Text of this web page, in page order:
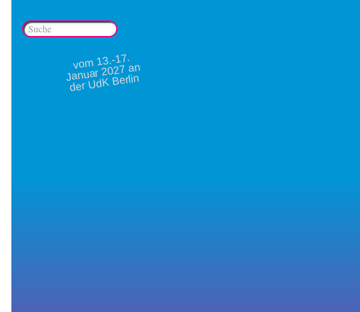
vo
m 13.-17.
Januar 2027 an
der UdK Berlin